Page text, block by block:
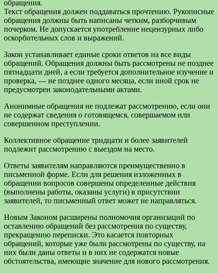
обращения.
Текст обращения должен поддаваться прочтению. Рукописные
обращения должны быть написаны четким, разборчивым
почерком. Не допускается употребление нецензурных либо
оскорбительных слов и выражений.
Закон устанавливает единые сроки ответов на все виды
обращений. Обращения должны быть рассмотрены не позднее
пятнадцати дней, а если требуется дополнительное изучение и
проверка, — не позднее одного месяца, если иной срок не
предусмотрен законодательными актами.
Анонимные обращения не подлежат рассмотрению, если они
не содержат сведения о готовящемся, совершаемом или
совершенном преступлении.
Коллективное обращение тридцати и более заявителей
подлежит рассмотрению с выездом на место.
Ответы заявителям направляются преимущественно в
письменной форме. Если для решения изложенных в
обращении вопросов совершены определенные действия
(выполнены работы, оказаны услуги) в присутствии
заявителей, то письменный ответ может не направляться.
Новым Законом расширены полномочия организаций по
оставлению обращений без рассмотрения по существу,
прекращению переписки. Это касается повторных
обращений, которые уже были рассмотрены по существу, на
них были даны ответы и в них не содержатся новые
обстоятельства, имеющие значение для нового рассмотрения.